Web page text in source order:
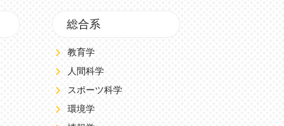
総合系
教育学
人間科学
スポーツ科学
環境学